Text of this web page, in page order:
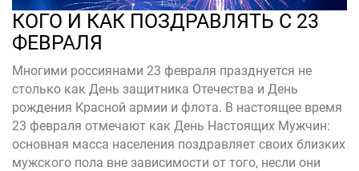
КОГО И КАК ПОЗДРАВЛЯТЬ С 23
ФЕВРАЛЯ
Многими россиянами 23 февраля празднуется не
столько как День защитника Отечества и День
рождения Красной армии и флота. В настоящее время
23 февраля отмечают как День Настоящих Мужчин:
основная масса населения поздравляет своих близких
мужского пола вне зависимости от того, несли они